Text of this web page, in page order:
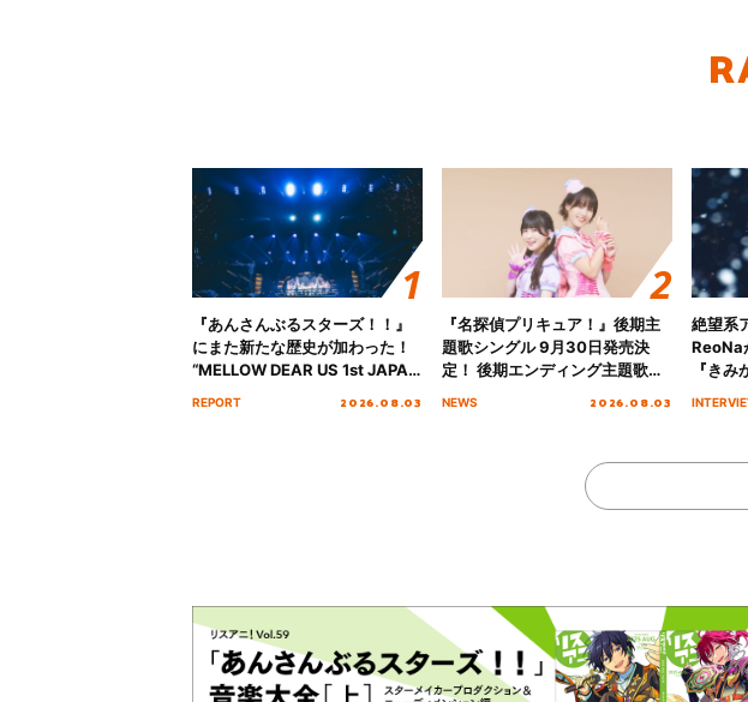
『あんさんぶるスターズ！！』
にまた新たな歴史が加わった！
“MELLOW DEAR US 1st JAPAN
!!」Dear 横浜BUNTAI”をレポー
REPORT 2026.08.03
『名探偵プリキュア！』後期主
題歌シングル 9月30日発売決
定！ 後期エンディング主題歌
NEWS 2026.08.03
絶望系
ReoNa
『きみ